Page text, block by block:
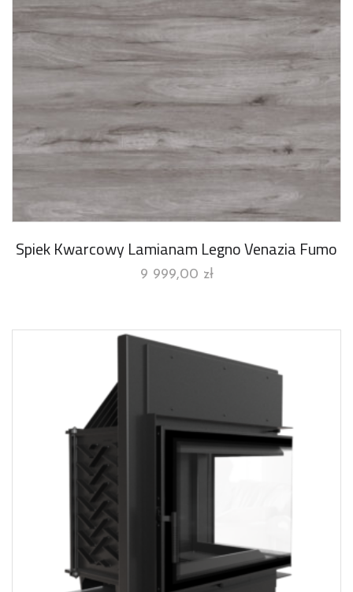
Spiek Kwarcowy Lamianam Legno Venazia Fumo
9 999,00 zł